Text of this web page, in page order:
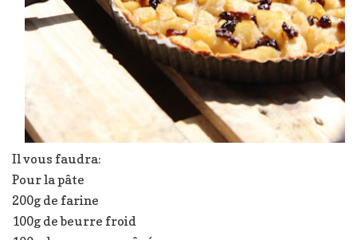
Il vous faudra:
Pour la pâte
200g de farine
100g de beurre froid